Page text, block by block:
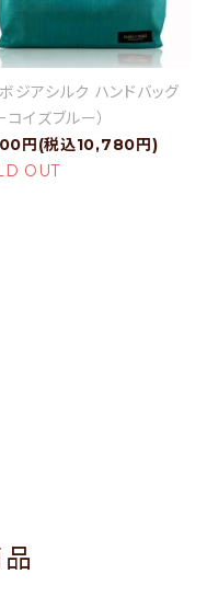
ジアシルク ハンドバッグ
コイズブルー）
円(税込10,780円)
OUT